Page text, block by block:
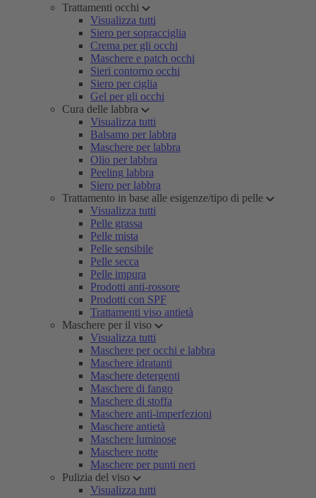
Trattamenti occhi
Visualizza tutti
Siero per sopracciglia
Crema per gli occhi
Maschere e patch occhi
Sieri contorno occhi
Siero per ciglia
Gel per gli occhi
Cura delle labbra
Visualizza tutti
Balsamo per labbra
Maschere per labbra
Olio per labbra
Peeling labbra
Siero per labbra
Trattamento in base alle esigenze/tipo di pelle
Visualizza tutti
Pelle grassa
Pelle mista
Pelle sensibile
Pelle secca
Pelle impura
Prodotti anti-rossore
Prodotti con SPF
Trattamenti viso antietà
Maschere per il viso
Visualizza tutti
Maschere per occhi e labbra
Maschere idratanti
Maschere detergenti
Maschere di fango
Maschere di stoffa
Maschere anti-imperfezioni
Maschere antietà
Maschere luminose
Maschere notte
Maschere per punti neri
Pulizia del viso
Visualizza tutti